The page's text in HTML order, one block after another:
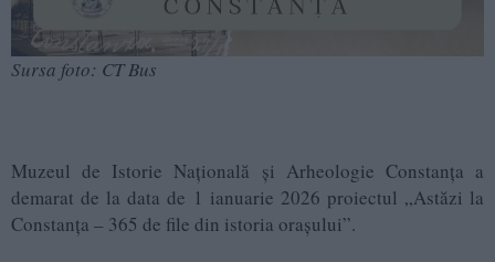
Sursa foto: CT Bus
Muzeul de Istorie Națională și Arheologie Constanța a
demarat de la data de 1 ianuarie 2026 proiectul „Astăzi la
Constanța – 365 de file din istoria orașului”.